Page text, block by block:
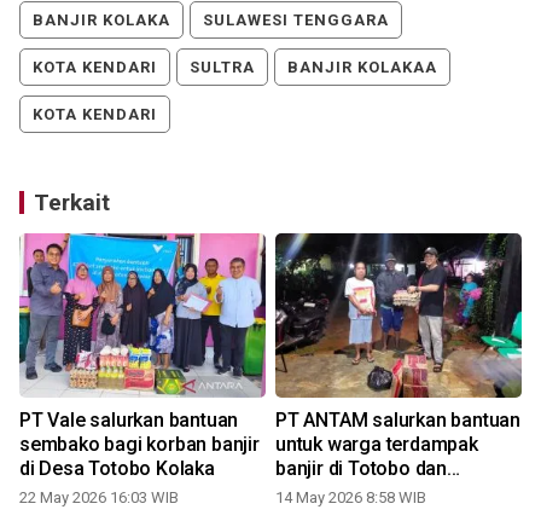
BANJIR KOLAKA SULAWESI TENGGARA
KOTA KENDARI SULTRA BANJIR KOLAKAA
KOTA KENDARI
Terkait
PT Vale salurkan bantuan
sembako bagi korban banjir
di Desa Totobo Kolaka
22 May 2026 16:03 WIB
PT ANTAM salurkan bantuan
untuk warga terdampak
banjir di Totobo dan
Pelambua
14 May 2026 8:58 WIB